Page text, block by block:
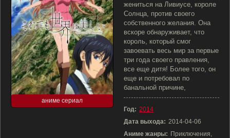
аниме сериал
жениться на Ливиусе, короле
Солнца, против своего
собственного желания. Она
вскоре обнаруживает, что
король, который смог
завоевать весь мир за первые
три года своего правления,
все еще дитя! Более того, он
еще и потребовал по
банальной причине,
Год: 2014
Дата выхода: 2014-04-06
Аниме жанры: Приключения,